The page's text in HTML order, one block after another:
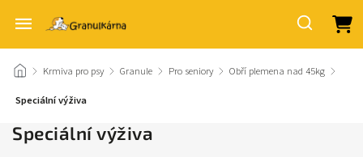
/ Krmiva pro psy / Granule / Pro seniory / Obří plemena nad 45kg /
Speciální výživa
Speciální výživa